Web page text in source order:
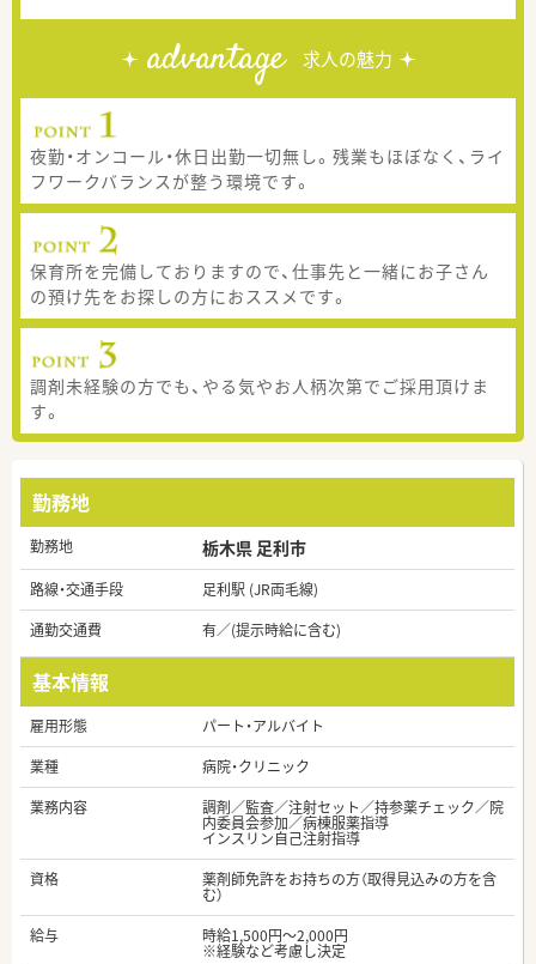
advantage 求人の魅力
夜勤・オンコール・休日出勤一切無し。残業もほぼなく、ライ
フワークバランスが整う環境です。
保育所を完備しておりますので、仕事先と一緒にお子さん
の預け先をお探しの方におススメです。
調剤未経験の方でも、やる気やお人柄次第でご採用頂けま
す。
勤務地
勤務地 栃木県 足利市
路線・交通手段
足利駅 (JR両毛線)
通勤交通費
有／(提示時給に含む)
基本情報
雇用形態
パート・アルバイト
業種
病院・クリニック
業務内容
調剤／監査／注射セット／持参薬チェック／院
内委員会参加／病棟服薬指導
インスリン自己注射指導
資格
薬剤師免許をお持ちの方（取得見込みの方を含
む）
給与
時給1,500円～2,000円
※経験など考慮し決定